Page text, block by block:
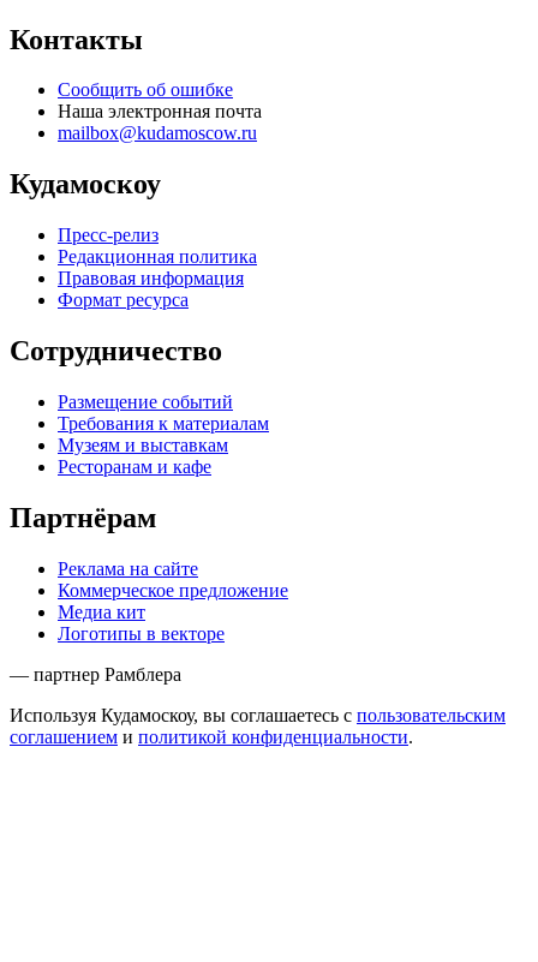
Контакты
Сообщить об ошибке
Наша электронная почта
mailbox@kudamoscow.ru
Кудамоскоу
Пресс-релиз
Редакционная политика
Правовая информация
Формат ресурса
Сотрудничество
Размещение событий
Требования к материалам
Музеям и выставкам
Ресторанам и кафе
Партнёрам
Реклама на сайте
Коммерческое предложение
Медиа кит
Логотипы в векторе
— партнер Рамблера
Используя Кудамоскоу, вы соглашаетесь с пользовательским
соглашением и политикой конфиденциальности.